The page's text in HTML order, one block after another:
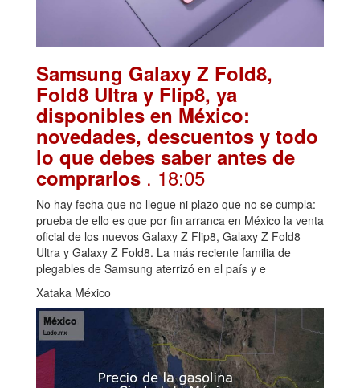
Samsung Galaxy Z Fold8,
Fold8 Ultra y Flip8, ya
disponibles en México:
novedades, descuentos y todo
lo que debes saber antes de
comprarlos . 18:05
No hay fecha que no llegue ni plazo que no se cumpla:
prueba de ello es que por fin arranca en México la venta
oficial de los nuevos Galaxy Z Flip8, Galaxy Z Fold8
Ultra y Galaxy Z Fold8. La más reciente familia de
plegables de Samsung aterrizó en el país y e
Xataka México